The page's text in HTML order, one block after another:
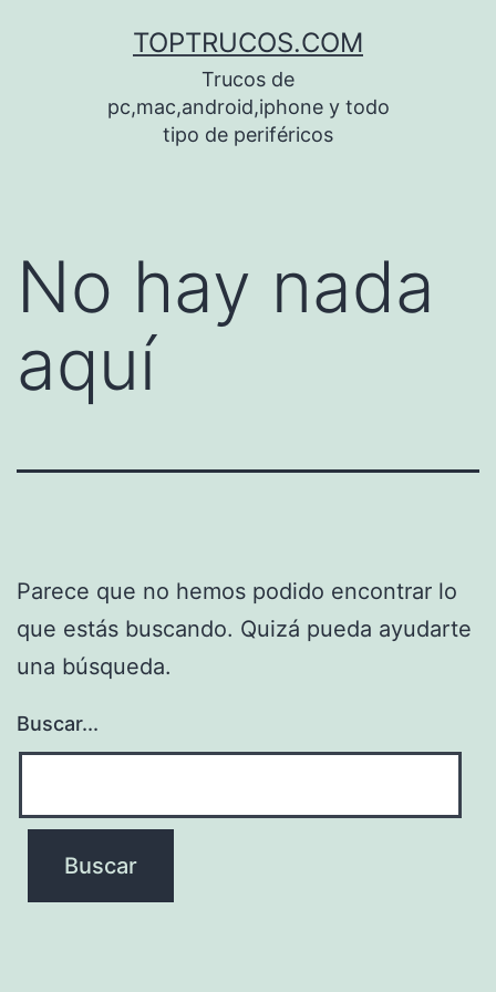
TOPTRUCOS.COM
Trucos de
pc,mac,android,iphone y todo
tipo de periféricos
No hay nada
aquí
Parece que no hemos podido encontrar lo
que estás buscando. Quizá pueda ayudarte
una búsqueda.
Buscar...